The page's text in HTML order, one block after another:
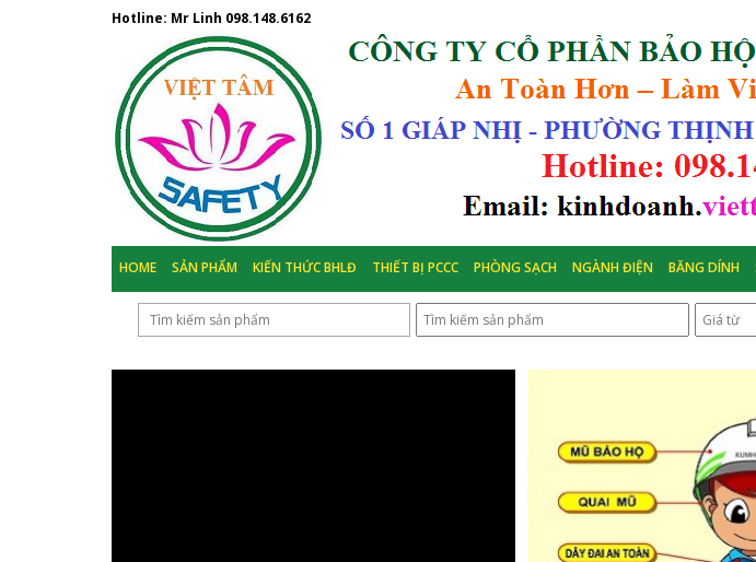
Hotline: Mr Linh 098.148.6162
HOME SẢN PHẨM KIẾN THỨC BHLĐ THIẾT BỊ PCCC PHÒNG SẠCH NGÀNH ĐIỆN BĂNG DÍNH